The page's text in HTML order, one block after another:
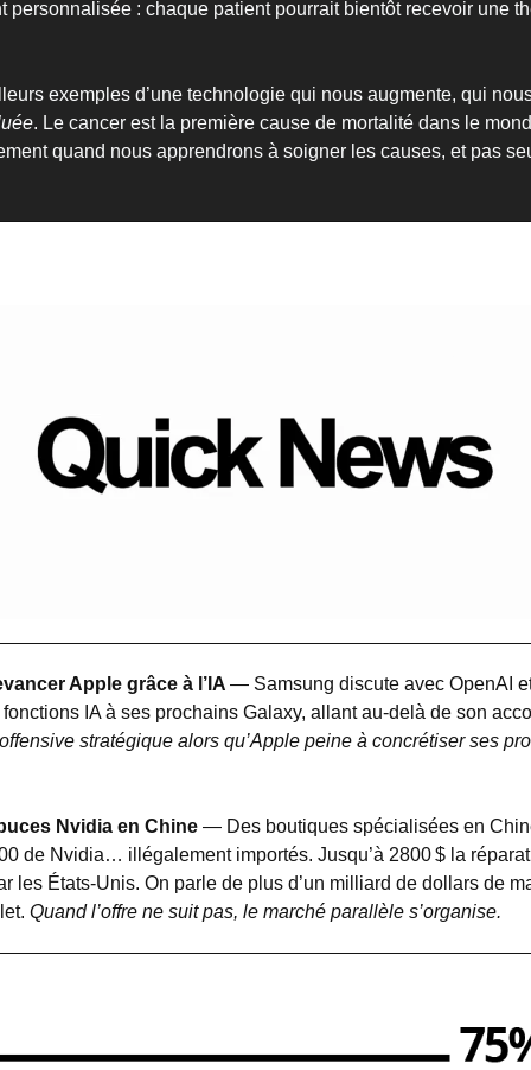
personnalisée : chaque patient pourrait bientôt recevoir une
exemples d’une technologie qui nous augmente, qui
. Le cancer est la première cause de mortalité dans le
quand nous apprendrons à soigner les causes, et pas
Apple grâce à l’IA — Samsung discute avec OpenAI
IA à ses prochains Galaxy, allant au-delà de son
stratégique alors qu’Apple peine à concrétiser ses
Nvidia en Chine — Des boutiques spécialisées en
de Nvidia… illégalement importés. Jusqu’à 2800 $ la
les États-Unis. On parle de plus d’un milliard de dollars de
Quand l’offre ne suit pas, le marché parallèle s’organise.